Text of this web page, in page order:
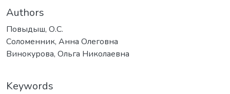
Authors
Повыдыш, О.С.
Соломенник, Анна Олеговна
Винокурова, Ольга Николаевна
Keywords